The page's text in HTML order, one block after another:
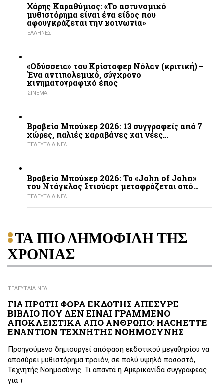
Χάρης Καραθύμιος: «Το αστυνομικό
μυθιστόρημα είναι ένα είδος που
αφουγκράζεται την κοινωνία»
ΕΛΛΗΝΕΣ
«Οδύσσεια» του Κρίστοφερ Νόλαν (κριτική) –
Ένα αντιπολεμικό, σύγχρονο
κινηματογραφικό έπος
ΣΙΝΕΜΑ
Βραβείο Μπούκερ 2026: 13 συγγραφείς από 7
χώρες, παλιές καραβάνες και νέες…
ΤΕΛΕΥΤΑΙΑ ΝΕΑ
Βραβείο Μπούκερ 2026: Το «John of John»
του Ντάγκλας Στιούαρτ μεταφράζεται από…
ΤΕΛΕΥΤΑΙΑ ΝΕΑ
ΤΑ ΠΙΟ ΔΗΜΟΦΙΛΗ ΤΗΣ
ΧΡΟΝΙΑΣ
ΤΕΛΕΥΤΑΙΑ ΝΕΑ
ΓΙΑ ΠΡΩΤΗ ΦΟΡΑ ΕΚΔΟΤΗΣ ΑΠΕΣΥΡΕ
ΒΙΒΛΙΟ ΠΟΥ ΔΕΝ ΕΙΝΑΙ ΓΡΑΜΜΕΝΟ
ΑΠΟΚΛΕΙΣΤΙΚΑ ΑΠΟ ΑΝΘΡΩΠΟ: HACHETTE
ΕΝΑΝΤΙΟΝ ΤΕΧΝΗΤΗΣ ΝΟΗΜΟΣΥΝΗΣ
Προηγούμενο δημιουργεί απόφαση εκδοτικού μεγαθηρίου να
αποσύρει μυθιστόρημα προϊόν, σε πολύ υψηλό ποσοστό,
Τεχνητής Νοημοσύνης. Τι απαντά η Αμερικανίδα συγγραφέας
για τ